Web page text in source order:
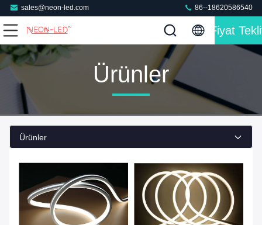
sales@neon-led.com 86--18620586540
Fiyat
Ürünler
Ürünler